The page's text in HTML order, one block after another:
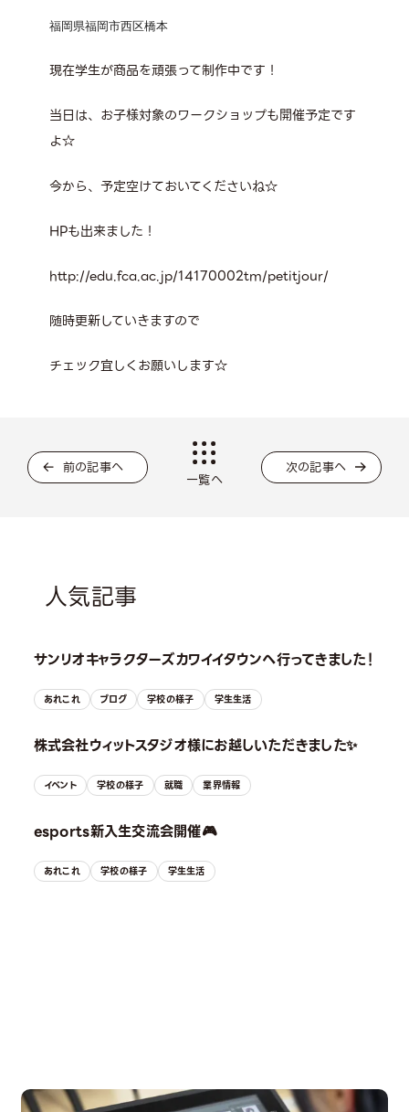
福岡県福岡市西区橋本
現在学生が商品を頑張って制作中です！
当日は、お子様対象のワークショップも開催予定です
よ☆
今から、予定空けておいてくださいね☆
HPも出来ました！
http://edu.fca.ac.jp/14170002tm/petitjour/
随時更新していきますので
チェック宜しくお願いします☆
前の記事へ
一覧へ
次の記事へ
人気記事
サンリオキャラクターズカワイイタウンへ行ってきました！
あれこれ ブログ 学校の様子 学生生活
株式会社ウィットスタジオ様にお越しいただきました✨
イベント 学校の様子 就職 業界情報
esports新入生交流会開催🎮
あれこれ 学校の様子 学生生活